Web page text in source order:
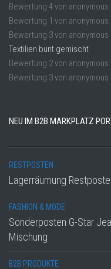
Bewertung 4 von anonymous
Bewertung 1 von anonymous
Bewertung 3von anonymous
Textilien bunt gemischt
Bewertung 2von anonymous
Bewertung 3von anonymous
NEU IM B2B MARKPLATZ
RESTPOSTEN
Lagerräumung
FASHION & MODE
Sonderposten G-Star
Mischung
B2B PRODUKTE